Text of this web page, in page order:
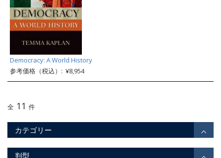
Democracy: A World History
参考価格（税込）: ¥8,954
全 11 件
カテゴリー
判型